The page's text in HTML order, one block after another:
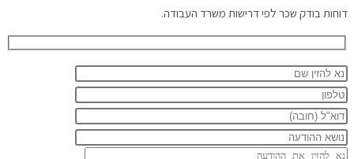
דוחות בודק שכר לפי דרישות משרד העבודה.